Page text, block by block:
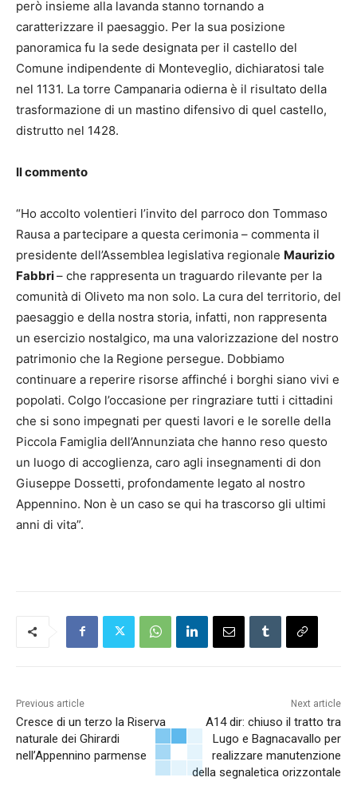
però insieme alla lavanda stanno tornando a
caratterizzare il paesaggio. Per la sua posizione
panoramica fu la sede designata per il castello del
Comune indipendente di Monteveglio, dichiaratosi tale
nel 1131. La torre Campanaria odierna è il risultato della
trasformazione di un mastino difensivo di quel castello,
distrutto nel 1428.
Il commento
“Ho accolto volentieri l’invito del parroco don Tommaso
Rausa a partecipare a questa cerimonia – commenta il
presidente dell’Assemblea legislativa regionale Maurizio
Fabbri– che rappresenta un traguardo rilevante per la
comunità di Oliveto ma non solo. La cura del territorio, del
paesaggio e della nostra storia, infatti, non rappresenta
un esercizio nostalgico, ma una valorizzazione del nostro
patrimonio che la Regione persegue. Dobbiamo
continuare a reperire risorse affinché i borghi siano vivi e
popolati. Colgo l’occasione per ringraziare tutti i cittadini
che si sono impegnati per questi lavori e le sorelle della
Piccola Famiglia dell’Annunziata che hanno reso questo
un luogo di accoglienza, caro agli insegnamenti di don
Giuseppe Dossetti, profondamente legato al nostro
Appennino. Non è un caso se qui ha trascorso gli ultimi
anni di vita”.
Previous article
Cresce di un terzo la Riserva
naturale dei Ghirardi
nell’Appennino parmense
Next article
A14 dir: chiuso il tratto tra
Lugo e Bagnacavallo per
realizzare manutenzione
della segnaletica orizzontale